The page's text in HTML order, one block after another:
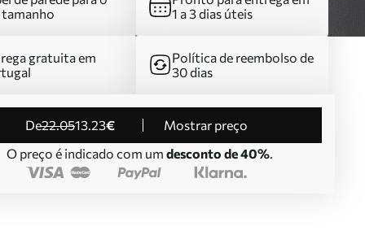
tamanho
1 a 3 dias úteis
gratuita em
Política de reembolso de
30 dias
de22.0513.23€
Mostrar preço
O preço é indicado com um desconto de 40%.